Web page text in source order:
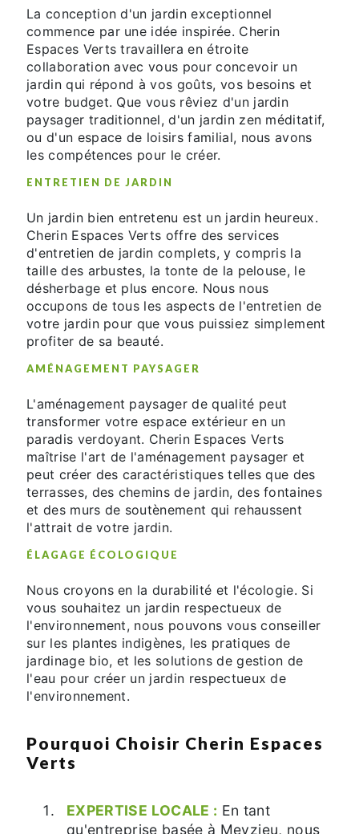
La conception d'un jardin exceptionnel
commence par une idée inspirée. Cherin
Espaces Verts travaillera en étroite
collaboration avec vous pour concevoir un
jardin qui répond à vos goûts, vos besoins et
votre budget. Que vous rêviez d'un jardin
paysager traditionnel, d'un jardin zen méditatif,
ou d'un espace de loisirs familial, nous avons
les compétences pour le créer.
ENTRETIEN DE JARDIN
Un jardin bien entretenu est un jardin heureux.
Cherin Espaces Verts offre des services
d'entretien de jardin complets, y compris la
taille des arbustes, la tonte de la pelouse, le
désherbage et plus encore. Nous nous
occupons de tous les aspects de l'entretien de
votre jardin pour que vous puissiez simplement
profiter de sa beauté.
AMÉNAGEMENT PAYSAGER
L'aménagement paysager de qualité peut
transformer votre espace extérieur en un
paradis verdoyant. Cherin Espaces Verts
maîtrise l'art de l'aménagement paysager et
peut créer des caractéristiques telles que des
terrasses, des chemins de jardin, des fontaines
et des murs de soutènement qui rehaussent
l'attrait de votre jardin.
ÉLAGAGE ÉCOLOGIQUE
Nous croyons en la durabilité et l'écologie. Si
vous souhaitez un jardin respectueux de
l'environnement, nous pouvons vous conseiller
sur les plantes indigènes, les pratiques de
jardinage bio, et les solutions de gestion de
l'eau pour créer un jardin respectueux de
l'environnement.
Pourquoi Choisir Cherin Espaces
Verts
EXPERTISE LOCALE : En tant
qu'entreprise basée à Meyzieu, nous